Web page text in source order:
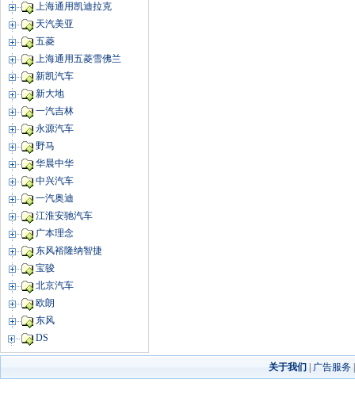
上海通用凯迪拉克
天汽美亚
五菱
上海通用五菱雪佛兰
新凯汽车
新大地
一汽吉林
永源汽车
野马
华晨中华
中兴汽车
一汽奥迪
江淮安驰汽车
广本理念
东风裕隆纳智捷
宝骏
北京汽车
欧朗
东风
DS
关于我们 广告服务